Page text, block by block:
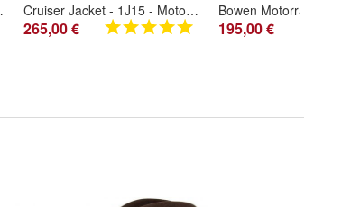
Anfrage Cruiser Jacket - 1J15 - Motorrad Freizeit klassisch Kult
265,00 €
Bowen Motorrad Jacke
195,00 €